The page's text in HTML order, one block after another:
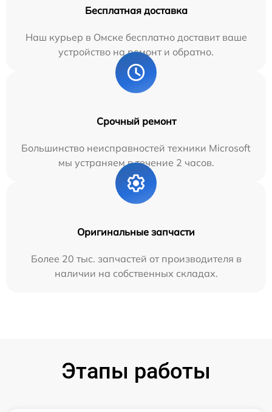
Бесплатная доставка
Наш курьер в Омске бесплатно доставит ваше
устройство на ремонт и обратно.
Срочный ремонт
Большинство неисправностей техники Microsoft
мы устраняем в течение 2 часов.
Оригинальные запчасти
Более 20 тыс. запчастей от производителя в
наличии на собственных складах.
Этапы работы